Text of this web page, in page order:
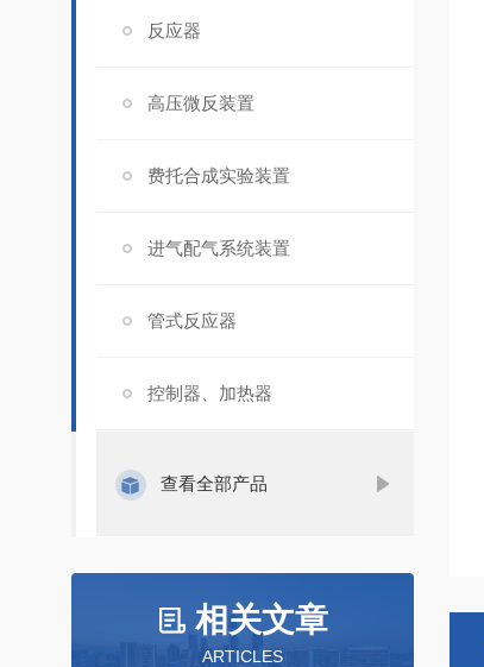
反应器
高压微反装置
费托合成实验装置
进气配气系统装置
管式反应器
控制器、加热器
查看全部产品
相关文章
ARTICLES